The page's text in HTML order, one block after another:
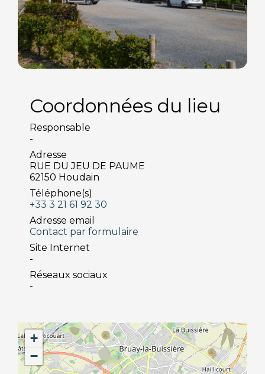
Coordonnées du lieu
Responsable
-
Adresse
RUE DU JEU DE PAUME
62150 Houdain
Téléphone(s)
+33 3 21 61 92 30
Adresse email
Contact par formulaire
Site Internet
-
Réseaux sociaux
-
+
−